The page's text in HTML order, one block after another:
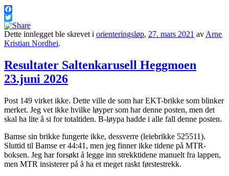
Facebook
Twitter
Dette innlegget ble skrevet i orienteringsløp, 27. mars 2021 av Arne
Kristian Nordhei.
Resultater Saltenkarusell Heggmoen
23.juni 2026
Post 149 virket ikke. Dette ville de som har EKT-brikke som blinker
merket. Jeg vet ikke hvilke løyper som har denne posten, men det
skal ha lite å si for totaltiden. B-løypa hadde i alle fall denne posten.
Bamse sin brikke fungerte ikke, dessverre (leiebrikke 525511).
Sluttid til Bamse er 44:41, men jeg finner ikke tidene på MTR-
boksen. Jeg har forsøkt å legge inn strekktidene manuelt fra lappen,
men MTR insisterer på å ha et meget raskt førstestrekk.